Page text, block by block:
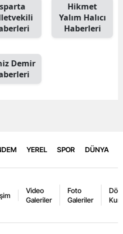
Hikmet
Yalım Halıcı
Haberleri
Demir
YEREL SPOR DÜNYA
Video
Galeriler
Foto
Galeriler